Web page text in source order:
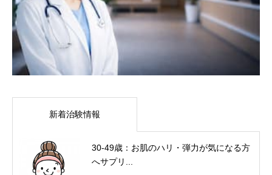
新着治験情報
30-49歳：お肌のハリ・弾力が気になる方
へサプリ...